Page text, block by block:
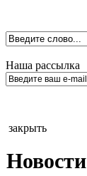
Наша рассылка
закрыть
Новости